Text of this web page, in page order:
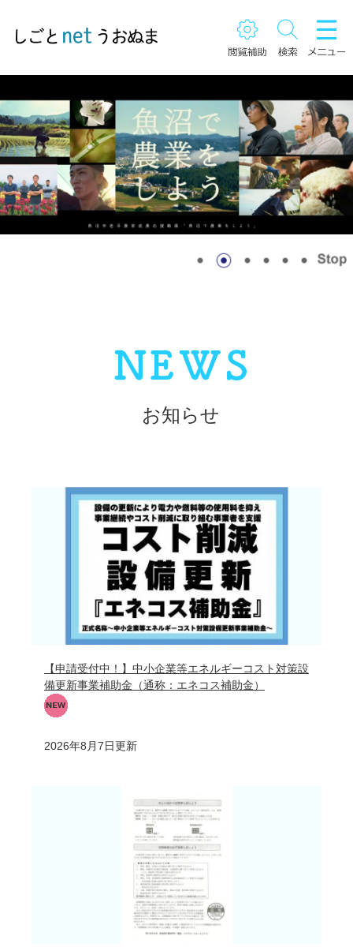
先
で
す。
を
ば
し
て
本
文
へ
お知らせ
【申請受付中！】中小企業等エネルギーコスト対策設
備更新事業補助金（通称：エネコス補助金）
2026年8月7日更新